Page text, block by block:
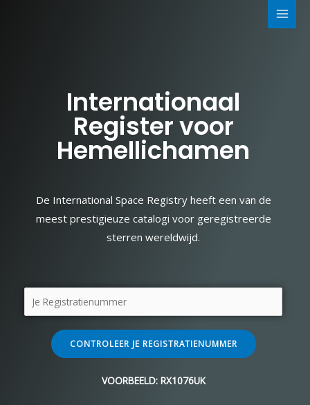
Internationaal
Register voor
Hemellichamen
De International Space Registry heeft een van de
meest prestigieuze catalogi voor geregistreerde
sterren wereldwijd.
CONTROLEER JE REGISTRATIENUMMER
VOORBEELD: RX1076UK